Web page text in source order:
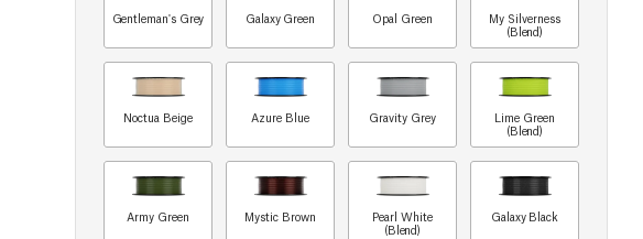
Gentleman's Grey Galaxy Green Opal Green
My Silverness
(Blend)
Noctua Beige Azure Blue Gravity Grey
Lime Green
(Blend)
Army Green Mystic Brown
Pearl White
(Blend)
Galaxy Black